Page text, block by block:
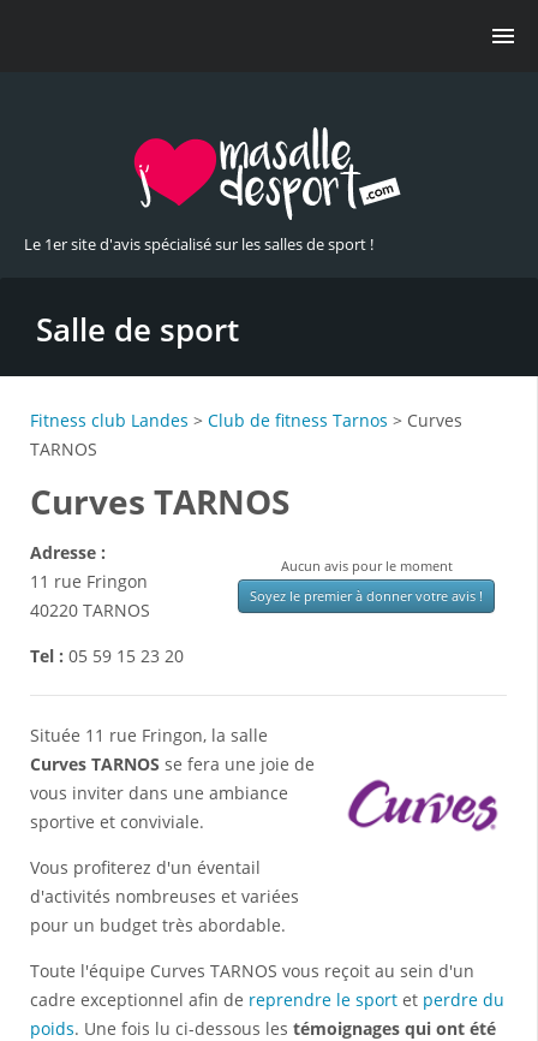
Le 1er site d'avis spécialisé sur les salles de sport !
Salle de sport
Fitness club Landes > Club de fitness Tarnos > Curves
TARNOS
Curves TARNOS
Aucun avis pour le moment
Soyez le premier à donner votre avis !
Adresse :
11 rue Fringon
40220 TARNOS
Tel : 05 59 15 23 20
Située 11 rue Fringon, la salle
Curves TARNOS se fera une joie de
vous inviter dans une ambiance
sportive et conviviale.
Vous profiterez d'un éventail
d'activités nombreuses et variées
pour un budget très abordable.
Toute l'équipe Curves TARNOS vous reçoit au sein d'un
cadre exceptionnel afin de reprendre le sport et perdre du
poids. Une fois lu ci-dessous les témoignages qui ont été